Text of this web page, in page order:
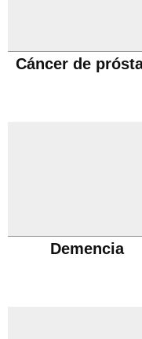
Cáncer de
Demencia